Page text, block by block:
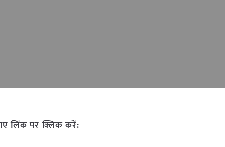
लिंक पर क्लिक करें: